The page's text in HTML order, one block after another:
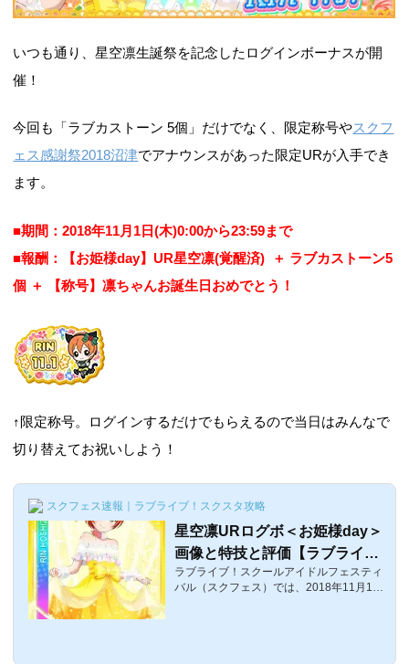
いつも通り、星空凛生誕祭を記念したログインボーナスが開
催！
今回も「ラブカストーン 5個」だけでなく、限定称号やスクフ
ェス感謝祭2018沼津でアナウンスがあった限定URが入手でき
ます。
■期間：2018年11月1日(木)0:00から23:59まで
■報酬：【お姫様day】UR星空凛(覚醒済) ＋ ラブカストーン5
個 ＋ 【称号】凛ちゃんお誕生日おめでとう！
↑限定称号。ログインするだけでもらえるので当日はみんなで
切り替えてお祝いしよう！
スクフェス速報｜ラブライブ！スクスタ攻略
星空凛URログボ＜お姫様day＞
画像と特技と評価【ラブライ
ブ！スクフェス】
ラブライブ！スクールアイドルフェスティ
バル（スクフェス）では、2018年11月1日